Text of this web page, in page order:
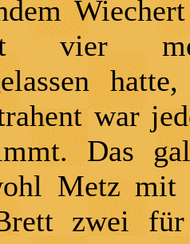
vier
war
Das
Metz mit
zwei für